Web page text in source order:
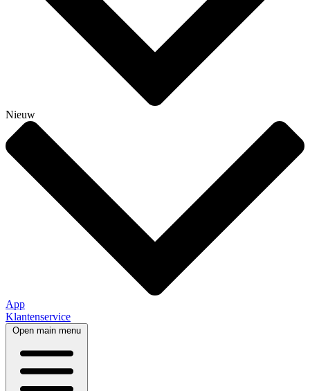
Nieuw
App
Klantenservice
Open main menu